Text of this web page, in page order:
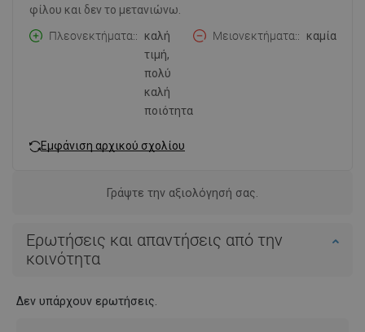
φίλου και δεν το μετανιώνω.
Πλεονεκτήματα:
καλή
τιμή,
πολύ
καλή
ποιότητα
Μειονεκτήματα: καμία
Εμφάνιση αρχικού σχολίου
Γράψτε την αξιολόγησή σας.
Ερωτήσεις και απαντήσεις από την
κοινότητα
Δεν υπάρχουν ερωτήσεις.